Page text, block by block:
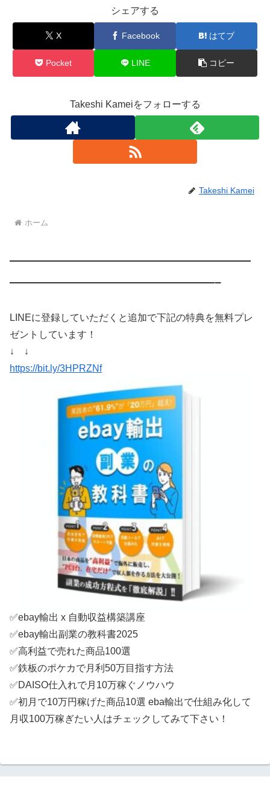
シェアする
X Facebook はてブ
Pocket LINE コピー
Takeshi Kameiをフォローする
Takeshi Kamei
ホーム
————————————————————
—————————————————–
LINEに登録していただくと追加で下記の特典を無料プレ
ゼントしています！
↓ ↓
https://bit.ly/3HPRZNf
✅ebay輸出 x 自動収益構築講座
✅ebay輸出副業の教科書2025
✅高利益で売れた商品100選
✅鉄板のポケカで月利50万目指す方法
✅DAISO仕入れで月10万稼ぐノウハウ
✅初月で10万円稼げた商品10選 eba輸出で仕組み化して
月収100万稼ぎたい人はチェックしてみて下さい！